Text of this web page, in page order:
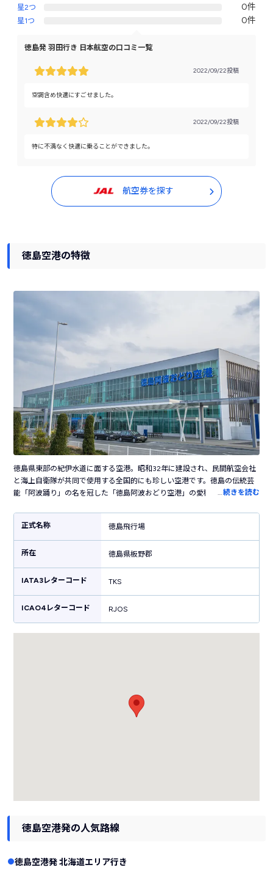
星2つ 0件
星1つ 0件
徳島発 羽田行き 日本航空の口コミ一覧
2022/09/22投稿
空調含め快適にすごせました。
2022/09/22投稿
特に不満なく快適に乗ることができました。
航空券を探す
徳島空港の特徴
徳島県東部の紀伊水道に面する空港。昭和32年に建設され、民間航空会社
と海上自衛隊が共同で使用する全国的にも珍しい空港です。徳島の伝統芸
能「阿波踊り」の名を冠した「徳島阿波おどり空港」の愛称で親しまれ、
要都市と徳島を結ぶ玄関口として活躍しています。空港内には多数の飲食
店・お土産ショップが入っており、なると金時・徳島ラーメン・金長まん
じゅうなど徳島名物が揃います。空港ターミナルの近くに交流施設があ
り、レンタサイクルや会議室があります。レンタカーやリムジンバスもあ
り、徳島観光の起点に最適です。
…続きを読む
正式名称 徳島飛行場
所在 徳島県板野郡
IATA3レターコード TKS
ICAO4レターコード RJOS
徳島空港発の人気路線
徳島空港発 北海道エリア行き